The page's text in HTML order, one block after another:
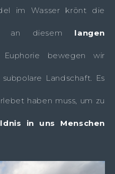
im Wasser krönt die
an diesem langen
bewegen wir
Landschaft. Es
haben muss, um zu
in uns Menschen